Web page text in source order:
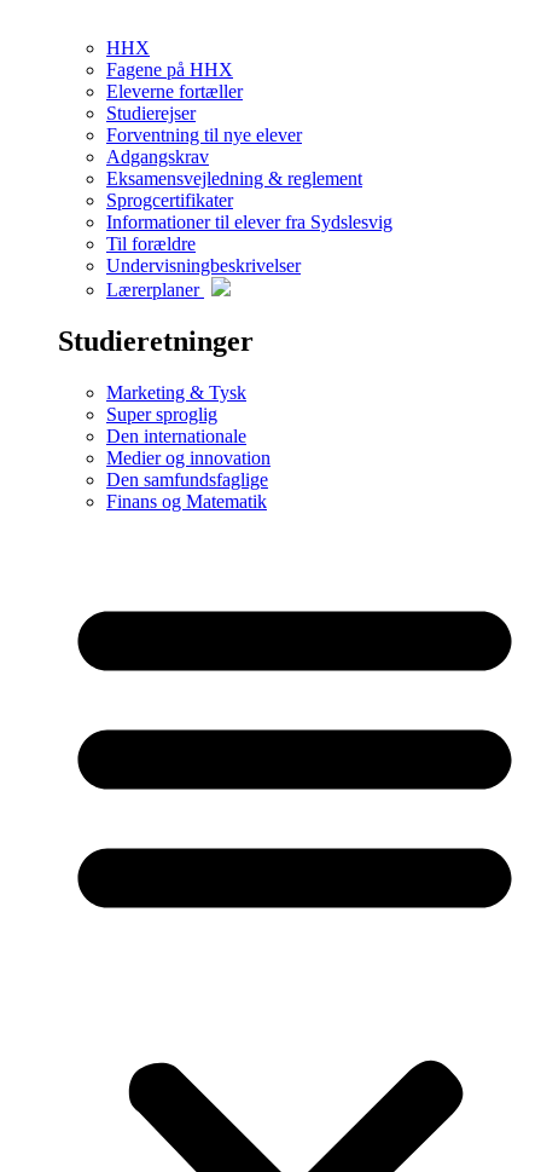
HHX
Fagene på HHX
Eleverne fortæller
Studierejser
Forventning til nye elever
Adgangskrav
Eksamensvejledning & reglement
Sprogcertifikater
Informationer til elever fra Sydslesvig
Til forældre
Undervisningbeskrivelser
Lærerplaner
Studieretninger
Marketing & Tysk
Super sproglig
Den internationale
Medier og innovation
Den samfundsfaglige
Finans og Matematik